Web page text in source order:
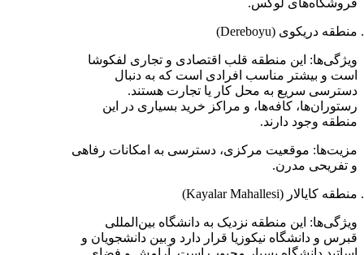
فروشگاه‌های لوکس.
منطقه دریکوی (Dereboyu)
ویژگی‌ها: این منطقه قلب اقتصادی و تجاری لفکوشا
است و بیشتر مناسب افرادی است که به دنبال
دسترسی سریع به محل کار یا تجارت هستند.
رستوران‌ها، کافه‌ها، و مراکز خرید بسیاری در این
منطقه وجود دارند.
مزیت‌ها: موقعیت مرکزی، دسترسی به امکانات رفاهی
و تفریحی مدرن.
منطقه کایالار (Kayalar Mahallesi)
ویژگی‌ها: این منطقه نزدیک به دانشگاه بین‌المللی
قبرس و دانشگاه نیکوزیا قرار دارد و بین دانشجویان و